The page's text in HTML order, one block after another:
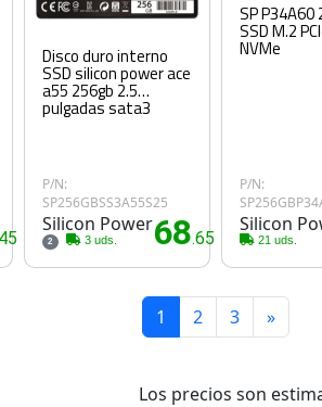
Disco duro interno
SSD silicon power ace
a55 256gb 2.5
pulgadas sata3
P/N:
SP256GBSS3A55S25
Silicon Power
2 3 uds. 68.65€
SP P34A60
SSD M.2
NVMe
P/N:
Silicon
21 uds.
1 2 3 »
Los precios son